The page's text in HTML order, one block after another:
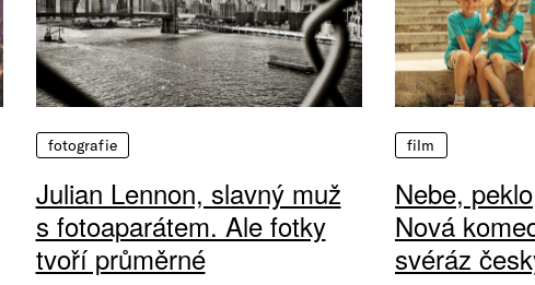
fotografie
Julian Lennon, slavný muž
s fotoaparátem. Ale fotky
tvoří průměrné
film
Nebe,
Nová
svéráz